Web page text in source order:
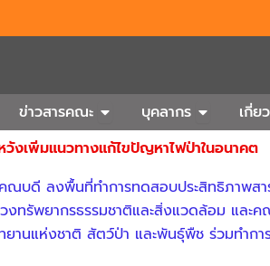
ภาควิชา/ศูนย์
ข่าวสารคณะ Open ข่าวสารคณะ
บุคลากร Open บุคล
เกี่ย
งเพิ่มแนวทางแก้ไขปัญหาไฟป่าในอนาคต
ดี ลงพื้นที่ทำการทดสอบประสิทธิภาพส
ทรัพยากรธรรมชาติและสิ่งแวดล้อม และ
ยานแห่งชาติ สัตว์ป่า และพันธุ์พืช ร่วมท